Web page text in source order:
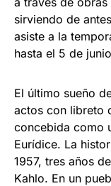
sirviendo de
asiste a la
hasta el 5 de
El último sueño
actos con libreto
concebida como
Eurídice. La
1957, tres años
Kahlo. En un